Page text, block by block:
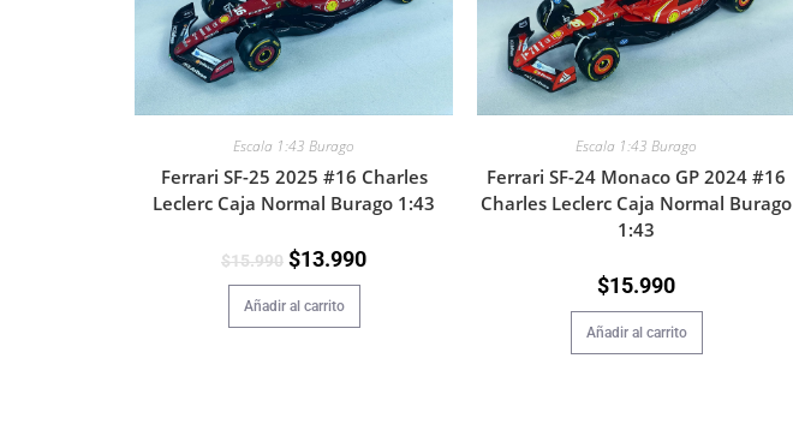
Escala 1:43 Burago
Ferrari SF-25 2025 #16 Charles
Leclerc Caja Normal Burago 1:43
$15.990 $13.990
Añadir al carrito
Escala 1:43 Burago
Ferrari SF-24 Monaco GP 2024 #16
Charles Leclerc Caja Normal Burago
1:43
$15.990
Añadir al carrito